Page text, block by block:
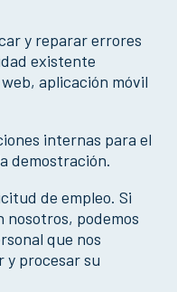
y reparar errores
existente
aplicación móvil
internas para el
demostración.
de empleo. Si
nosotros, podemos
que nos
y procesar su